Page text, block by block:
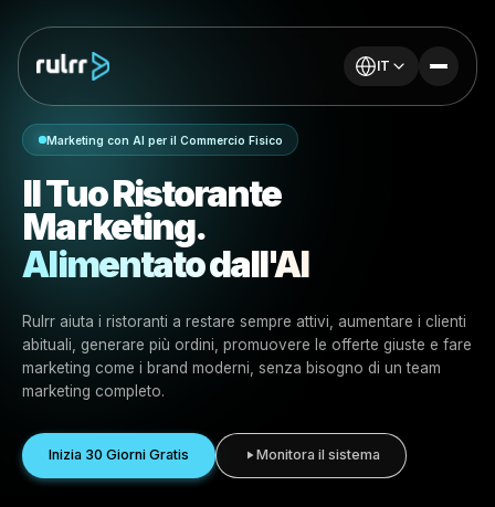
IT
Il Tuo Ristorante
Marketing.
Alimentato dall'AI
Rulrr aiuta i ristoranti a restare sempre attivi, aumentare
abituali, generare più ordini, promuovere le offerte
marketing come i brand moderni, senza bisogno di un
marketing completo.